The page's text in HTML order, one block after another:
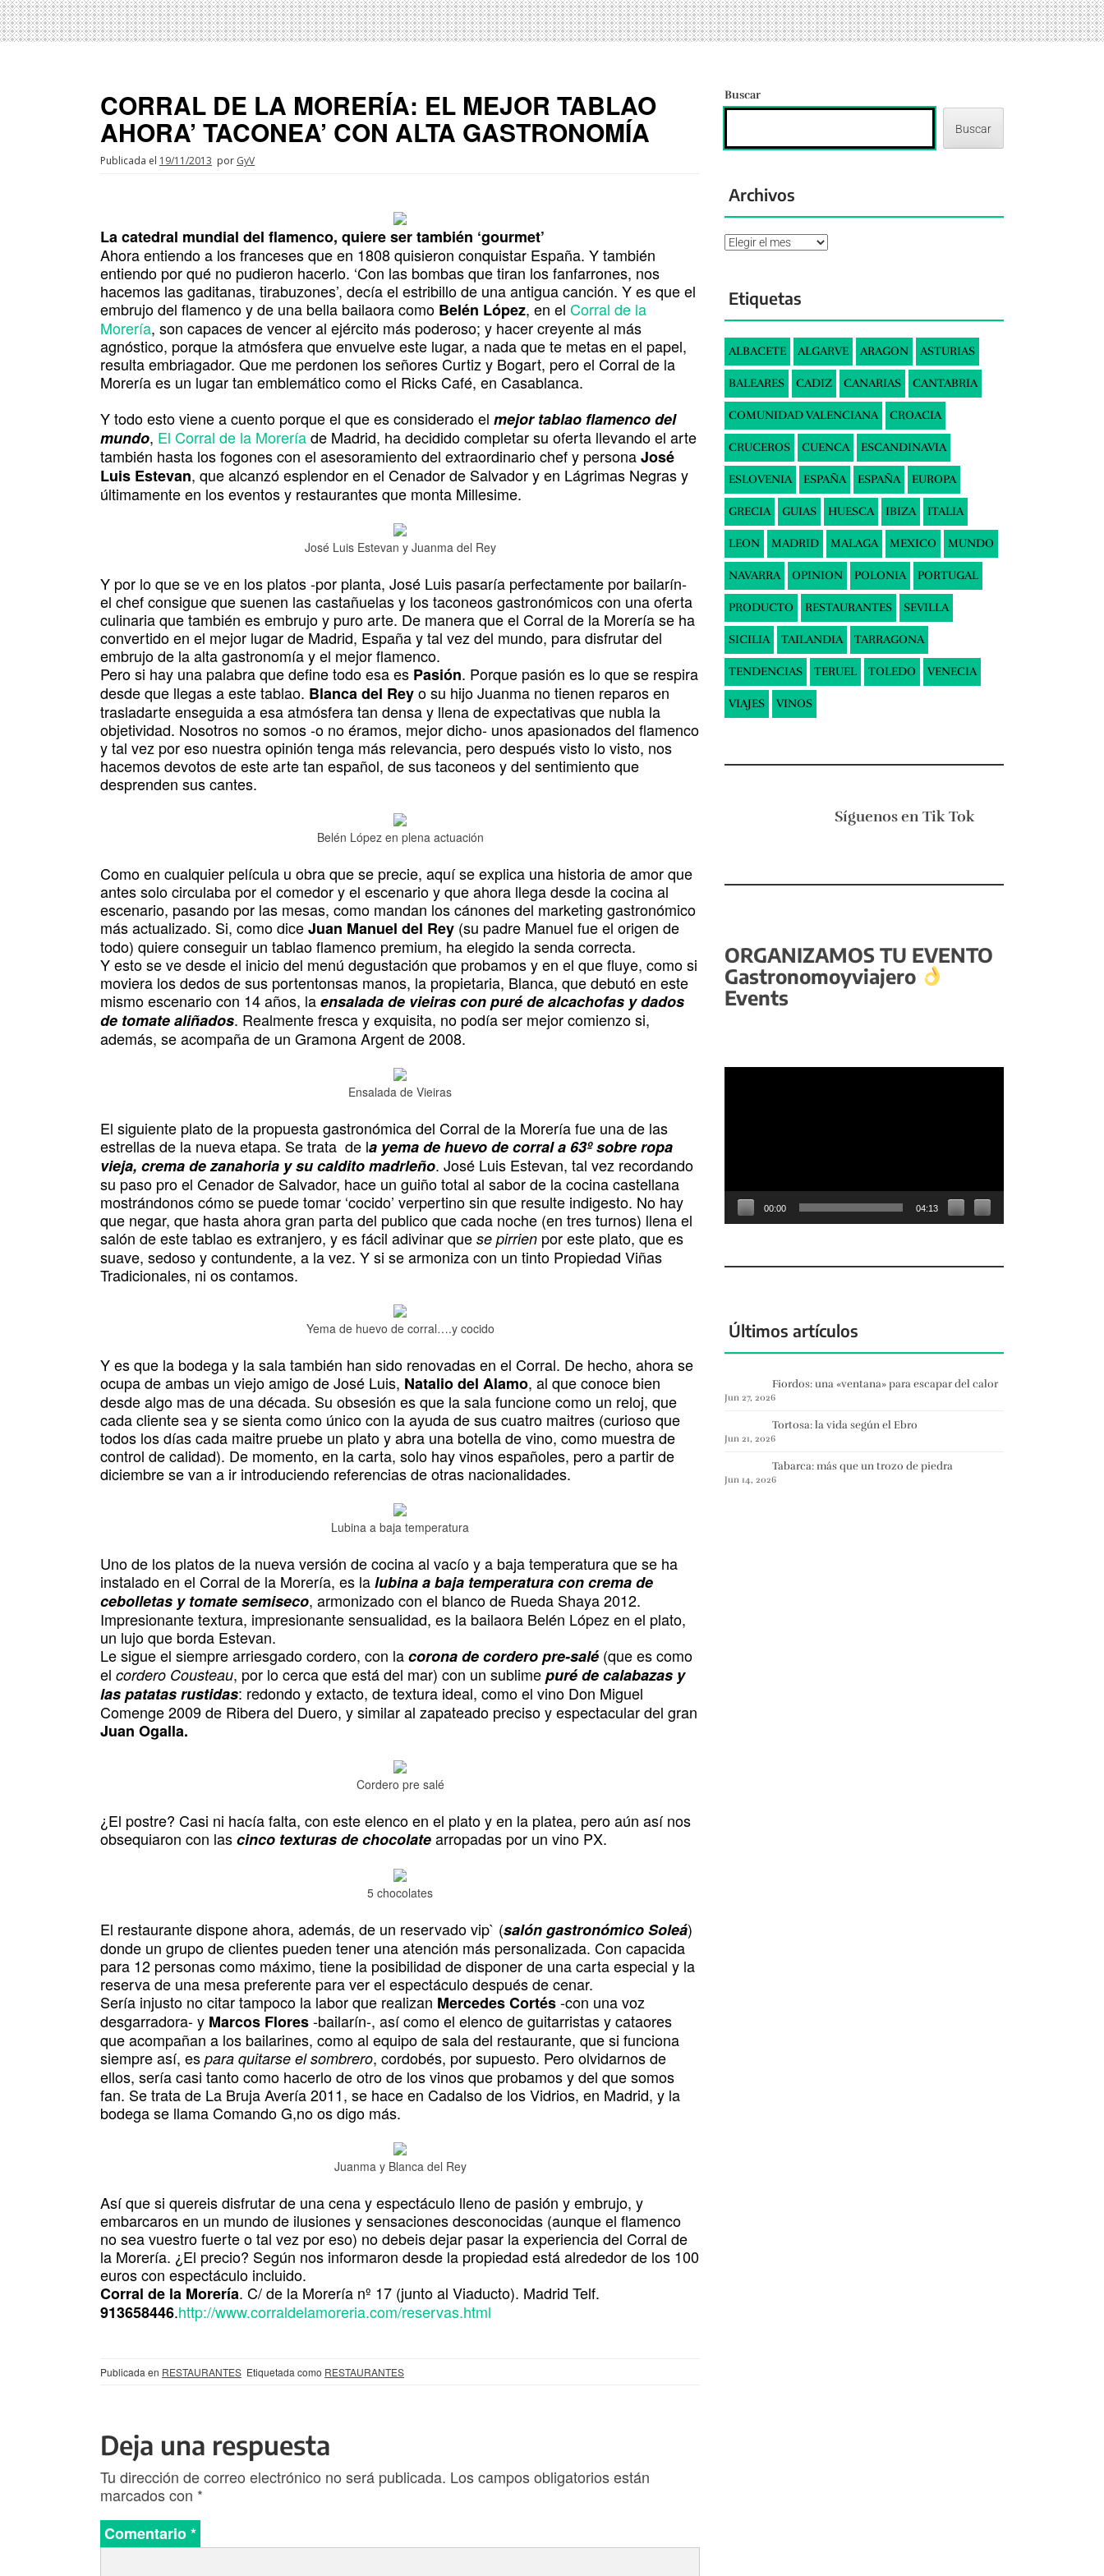
CORRAL DE LA MORERÍA: EL MEJOR TABLAO
AHORA’ TACONEA’ CON ALTA GASTRONOMÍA
Publicada el 19/11/2013 por GyV
La catedral mundial del flamenco, quiere ser también ‘gourmet’
Ahora entiendo a los franceses que en 1808 quisieron conquistar España. Y también
entiendo por qué no pudieron hacerlo. ‘Con las bombas que tiran los fanfarrones, nos
hacemos las gaditanas, tirabuzones’, decía el estribillo de una antigua canción. Y es que el
embrujo del flamenco y de una bella bailaora como Belén López, en el Corral de la
Morería, son capaces de vencer al ejército más poderoso; y hacer creyente al más
agnóstico, porque la atmósfera que envuelve este lugar, a nada que te metas en el papel,
resulta embriagador. Que me perdonen los señores Curtiz y Bogart, pero el Corral de la
Morería es un lugar tan emblemático como el Ricks Café, en Casablanca.
Y todo esto viene a cuento porque el que es considerado el mejor tablao flamenco del
mundo, El Corral de la Moreríade Madrid, ha decidido completar su oferta llevando el arte
también hasta los fogones con el asesoramiento del extraordinario chef y personaJosé
Luis Estevan, que alcanzó esplendor en el Cenador de Salvador y en Lágrimas Negras y
últimamente en los eventos y restaurantes que monta Millesime.
José Luis Estevan y Juanma del Rey
Y por lo que se ve en los platos -por planta, José Luis pasaría perfectamente por bailarín-
el chef consigue que suenen las castañuelas y los taconeos gastronómicos con una oferta
culinaria que también es embrujo y puro arte. De manera que el Corral de la Morería se ha
convertido en el mejor lugar de Madrid, España y tal vez del mundo, para disfrutar del
embrujo de la alta gastronomía y el mejor flamenco.
Pero si hay una palabra que define todo esa es Pasión. Porque pasión es lo que se respira
desde que llegas a este tablao. Blanca del Reyo su hijo Juanma no tienen reparos en
trasladarte enseguida a esa atmósfera tan densa y llena de expectativas que nubla la
objetividad. Nosotros no somos -o no éramos, mejor dicho- unos apasionados del flamenco
y tal vez por eso nuestra opinión tenga más relevancia, pero después visto lo visto, nos
hacemos devotos de este arte tan español, de sus taconeos y del sentimiento que
desprenden sus cantes.
Belén López en plena actuación
Como en cualquier película u obra que se precie, aquí se explica una historia de amor que
antes solo circulaba por el comedor y el escenario y que ahora llega desde la cocina al
escenario, pasando por las mesas, como mandan los cánones del marketing gastronómico
más actualizado. Si, como diceJuan Manuel del Rey (su padre Manuel fue el origen de
todo) quiere conseguir un tablao flamenco premium, ha elegido la senda correcta.
Y esto se ve desde el inicio del menú degustación que probamos y en el que fluye, como si
moviera los dedos de sus portentonsas manos, la propietaria, Blanca, que debutó en este
mismo escenario con 14 años, laensalada de vieiras con puré de alcachofas y dados
de tomate aliñados. Realmente fresca y exquisita, no podía ser mejor comienzo si,
además, se acompaña de un Gramona Argent de 2008.
Ensalada de Vieiras
El siguiente plato de la propuesta gastronómica del Corral de la Morería fue una de las
estrellas de la nueva etapa. Se trata de la yema de huevo de corral a 63º sobre ropa
vieja, crema de zanahoria y su caldito madrleño. José Luis Estevan, tal vez recordando
su paso pro el Cenador de Salvador, hace un guiño total al sabor de la cocina castellana
mostrándonos cómo se puede tomar ‘cocido’ verpertino sin que resulte indigesto. No hay
que negar, que hasta ahora gran parta del publico que cada noche (en tres turnos) llena el
salón de este tablao es extranjero, y es fácil adivinar que se pirrien por este plato, que es
suave, sedoso y contundente, a la vez. Y si se armoniza con un tinto Propiedad Viñas
Tradicionales, ni os contamos.
Yema de huevo de corral….y cocido
Y es que la bodega y la sala también han sido renovadas en el Corral. De hecho, ahora se
ocupa de ambas un viejo amigo de José Luis, Natalio del Alamo, al que conoce bien
desde algo mas de una década. Su obsesión es que la sala funcione como un reloj, que
cada cliente sea y se sienta como único con la ayuda de sus cuatro maitres (curioso que
todos los días cada maitre pruebe un plato y abra una botella de vino, como muestra de
control de calidad). De momento, en la carta, solo hay vinos españoles, pero a partir de
diciembre se van a ir introduciendo referencias de otras nacionalidades.
Lubina a baja temperatura
Uno de los platos de la nueva versión de cocina al vacío y a baja temperatura que se ha
instalado en el Corral de la Morería, es lalubina a baja temperatura con crema de
cebolletas y tomate semiseco, armonizado con el blanco de Rueda Shaya 2012.
Impresionante textura, impresionante sensualidad, es la bailaora Belén López en el plato,
un lujo que borda Estevan.
Le sigue el siempre arriesgado cordero, con lacorona de cordero pre-salé (que es como
el cordero Cousteau, por lo cerca que está del mar) con un sublimepuré de calabazas y
las patatas rustidas: redondo y extacto, de textura ideal, como el vino Don Miguel
Comenge 2009 de Ribera del Duero, y similar al zapateado preciso y espectacular del gran
Juan Ogalla.
Cordero pre salé
¿El postre? Casi ni hacía falta, con este elenco en el plato y en la platea, pero aún así nos
obsequiaron con lascinco texturas de chocolatearropadas por un vino PX.
5 chocolates
El restaurante dispone ahora, además, de un reservado vip` (salón gastronómico Soleá)
donde un grupo de clientes pueden tener una atención más personalizada. Con capacida
para 12 personas como máximo, tiene la posibilidad de disponer de una carta especial y la
reserva de una mesa preferente para ver el espectáculo después de cenar.
Sería injusto no citar tampoco la labor que realizan Mercedes Cortés-con una voz
desgarradora- y Marcos Flores-bailarín-, así como el elenco de guitarristas y cataores
que acompañan a los bailarines, como al equipo de sala del restaurante, que si funciona
siempre así, es para quitarse el sombrero, cordobés, por supuesto. Pero olvidarnos de
ellos, sería casi tanto como hacerlo de otro de los vinos que probamos y del que somos
fan. Se trata de La Bruja Avería 2011, se hace en Cadalso de los Vidrios, en Madrid, y la
bodega se llama Comando G,no os digo más.
Juanma y Blanca del Rey
Así que si quereis disfrutar de una cena y espectáculo lleno de pasión y embrujo, y
embarcaros en un mundo de ilusiones y sensaciones desconocidas (aunque el flamenco
no sea vuestro fuerte o tal vez por eso) no debeis dejar pasar la experiencia del Corral de
la Morería. ¿El precio? Según nos informaron desde la propiedad está alrededor de los 100
euros con espectáculo incluido.
Corral de la Morería. C/ de la Morería nº 17 (junto al Viaducto). Madrid Telf.
913658446.http://www.corraldelamoreria.com/reservas.html
Publicada en RESTAURANTES Etiquetada como RESTAURANTES
Deja una respuesta
Tu dirección de correo electrónico no será publicada. Los campos obligatorios están
marcados con *
Comentario*
Buscar
Buscar
Archivos
Archivos
Etiquetas
ALBACETE ALGARVE ARAGON ASTURIAS
BALEARES CADIZ CANARIAS CANTABRIA
COMUNIDAD VALENCIANA CROACIA
CRUCEROS CUENCA ESCANDINAVIA
ESLOVENIA ESPAÑA ESPAÑA EUROPA
GRECIA GUIAS HUESCA IBIZA ITALIA
LEON MADRID MALAGA MEXICO MUNDO
NAVARRA OPINION POLONIA PORTUGAL
PRODUCTO RESTAURANTES SEVILLA
SICILIA TAILANDIA TARRAGONA
TENDENCIAS TERUEL TOLEDO VENECIA
VIAJES VINOS
Síguenos en Tik Tok
ORGANIZAMOS TU EVENTO
Gastronomoyviajero
Events
00:00 04:13
Últimos artículos
Fiordos: una «ventana» para escapar del calor
Jun 27, 2026
Tortosa: la vida según el Ebro
Jun 21, 2026
Tabarca: más que un trozo de piedra
Jun 14, 2026